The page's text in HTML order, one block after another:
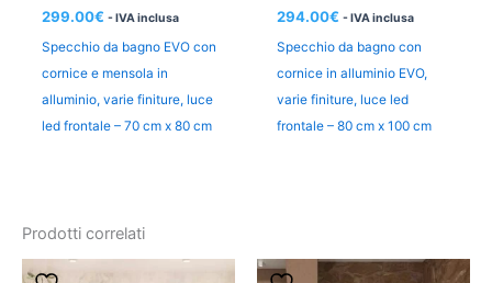
299.00€ - IVA inclusa
Specchio da bagno EVO con
cornice e mensola in
alluminio, varie finiture, luce
led frontale – 70 cm x 80 cm
294.00€ - IVA inclusa
Specchio da bagno con
cornice in alluminio EVO,
varie finiture, luce led
frontale – 80 cm x 100 cm
Prodotti correlati